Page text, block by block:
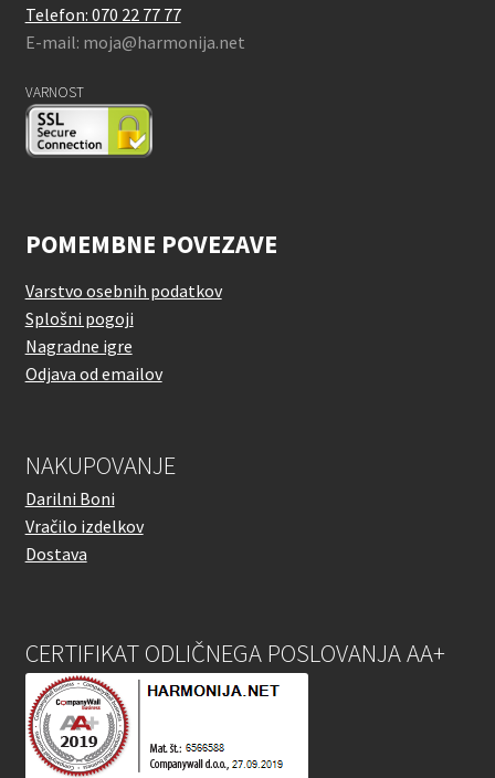
Telefon: 070 22 77 77
E-mail: moja@harmonija.net
VARNOST
POMEMBNE POVEZAVE
Varstvo osebnih podatkov
Splošni pogoji
Nagradne igre
Odjava od emailov
NAKUPOVANJE
Darilni Boni
Vračilo izdelkov
Dostava
CERTIFIKAT ODLIČNEGA POSLOVANJA AA+